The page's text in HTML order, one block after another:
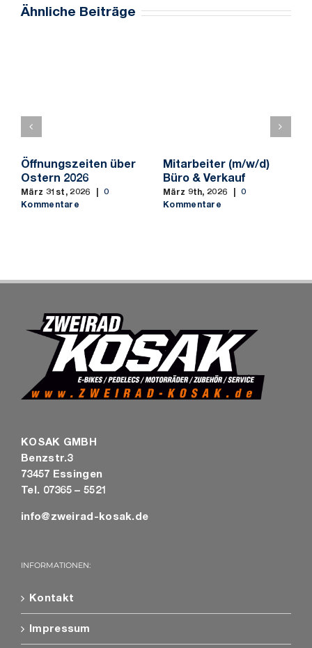
Ähnliche Beiträge
Öffnungszeiten über
Ostern 2026
März 31st, 2026
0
Kommentare
Mitarbeiter (m/w/d)
Büro & Verkauf
März 9th, 2026
0
Kommentare
KOSAK GMBH
Benzstr.3
73457 Essingen
Tel. 07365 – 5521
info@zweirad-kosak.de
INFORMATIONEN:
Kontakt
Impressum